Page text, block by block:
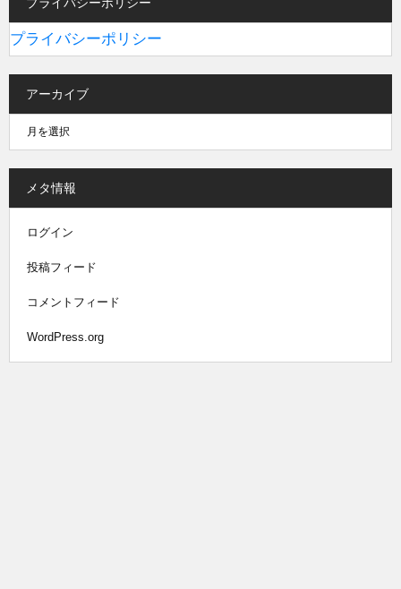
プライバシーポリシー
アーカイブ
メタ情報
ログイン
投稿フィード
コメントフィード
WordPress.org